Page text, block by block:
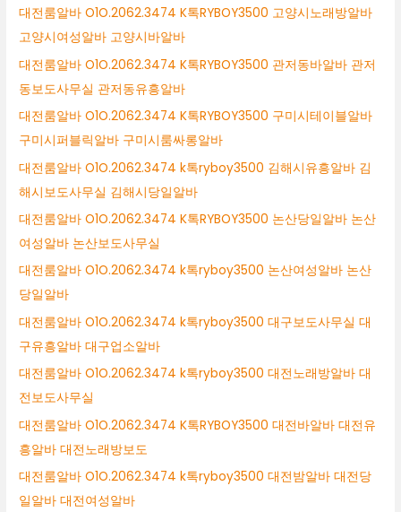
대전룸알바 O1O.2062.3474 K톡RYBOY3500 고양시노래방알바
고양시여성알바 고양시바알바
대전룸알바 O1O.2062.3474 K톡RYBOY3500 관저동바알바 관저
동보도사무실 관저동유흥알바
대전룸알바 O1O.2062.3474 K톡RYBOY3500 구미시테이블알바
구미시퍼블릭알바 구미시룸싸롱알바
대전룸알바 O1O.2062.3474 k톡ryboy3500 김해시유흥알바 김
해시보도사무실 김해시당일알바
대전룸알바 O1O.2062.3474 K톡RYBOY3500 논산당일알바 논산
여성알바 논산보도사무실
대전룸알바 O1O.2062.3474 k톡ryboy3500 논산여성알바 논산
당일알바
대전룸알바 O1O.2062.3474 k톡ryboy3500 대구보도사무실 대
구유흥알바 대구업소알바
대전룸알바 O1O.2062.3474 k톡ryboy3500 대전노래방알바 대
전보도사무실
대전룸알바 O1O.2062.3474 K톡RYBOY3500 대전바알바 대전유
흥알바 대전노래방보도
대전룸알바 O1O.2062.3474 k톡ryboy3500 대전밤알바 대전당
일알바 대전여성알바